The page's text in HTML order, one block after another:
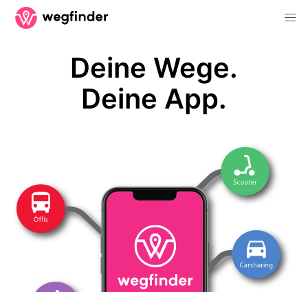
Deine Wege.
Deine App.